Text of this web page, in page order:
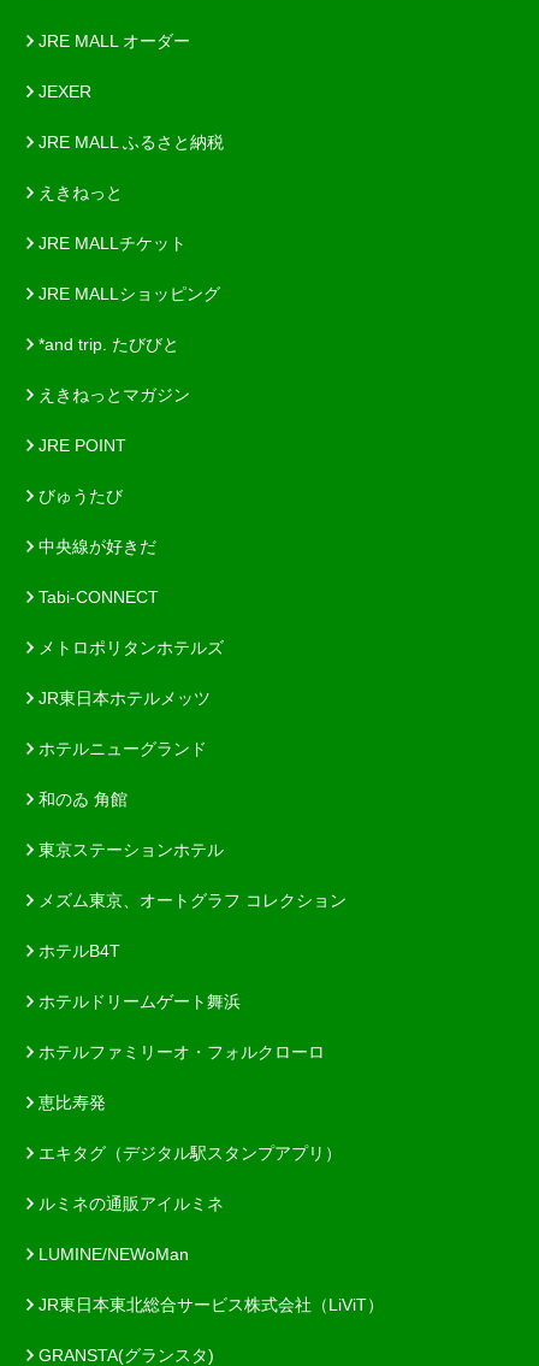
JRE MALL オーダー
JEXER
JRE MALL ふるさと納税
えきねっと
JRE MALLチケット
JRE MALLショッピング
*and trip. たびびと
えきねっとマガジン
JRE POINT
びゅうたび
中央線が好きだ
Tabi-CONNECT
メトロポリタンホテルズ
JR東日本ホテルメッツ
ホテルニューグランド
和のゐ 角館
東京ステーションホテル
メズム東京、オートグラフ コレクション
ホテルB4T
ホテルドリームゲート舞浜
ホテルファミリーオ・フォルクローロ
恵比寿発
エキタグ（デジタル駅スタンプアプリ）
ルミネの通販アイルミネ
LUMINE/NEWoMan
JR東日本東北総合サービス株式会社（LiViT）
GRANSTA(グランスタ)